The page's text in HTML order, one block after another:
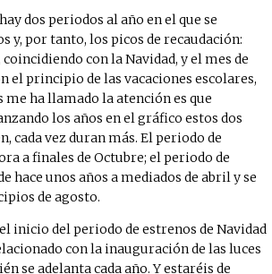
dos periodos al año en el que se
y, por tanto, los picos de recaudación:
con la Navidad, y el mes de
el principio de las vacaciones escolares,
me ha llamado la atención es que
los años en el gráfico estos dos
cada vez duran más. El periodo de
a finales de Octubre; el periodo de
hace unos años a mediados de abril y se
de agosto.
inicio del periodo de estrenos de Navidad
con la inauguración de las luces
se adelanta cada año. Y estaréis de